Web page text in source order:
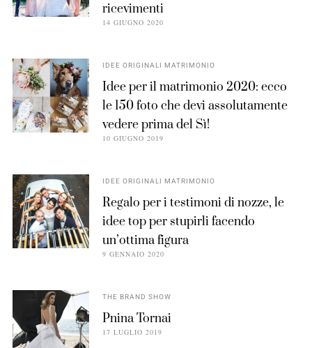
ricevimenti
14 GIUGNO 2020
IDEE ORIGINALI MATRIMONIO
Idee per il matrimonio 2020: ecco
le 150 foto che devi assolutamente
vedere prima del Sì!
10 GIUGNO 2019
IDEE ORIGINALI MATRIMONIO
Regalo per i testimoni di nozze, le
idee top per stupirli facendo
un’ottima figura
9 GENNAIO 2020
THE BRAND SHOW
Pnina Tornai
17 LUGLIO 2019